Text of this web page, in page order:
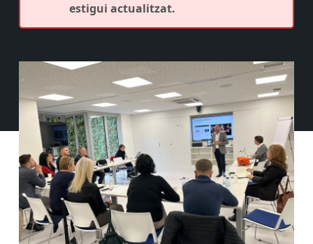
estigui actualitzat.